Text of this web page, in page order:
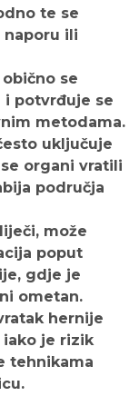
te se
naporu ili
se
potvrđuje se
metodama.
uključuje
organi vratili
područja
može
poput
gdje je
ometan.
hernije
je rizik
tehnikama